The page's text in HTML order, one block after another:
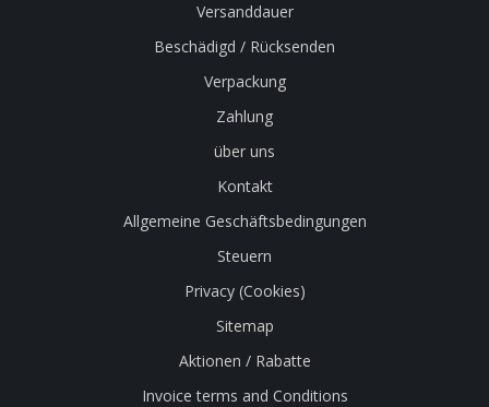
Versanddauer
Beschädigd / Rücksenden
Verpackung
Zahlung
über uns
Kontakt
Allgemeine Geschäftsbedingungen
Steuern
Privacy (Cookies)
Sitemap
Aktionen / Rabatte
Invoice terms and Conditions